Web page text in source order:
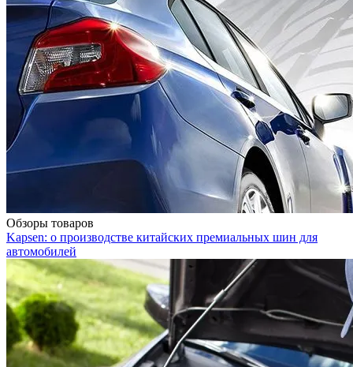
Обзоры товаров
Kapsen: о производстве китайских премиальных шин для
автомобилей